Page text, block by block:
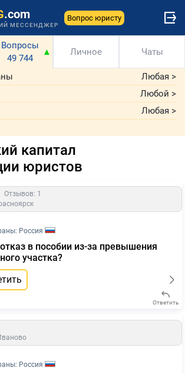
.com
МЕССЕНДЖЕР
Вопрос юристу
Вопросы
49 744
▲ Личное Чаты
Любая >
Любой >
Любая >
капитал
юристов
Отзывов: 1
Россия
в пособии из-за превышения
участка?
Ответить
Россия